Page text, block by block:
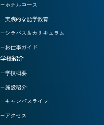
ホテルコース
実践的な語学教育
シラバス＆カリキュラム
お仕事ガイド
学校紹介
学校概要
施設紹介
キャンパスライフ
アクセス